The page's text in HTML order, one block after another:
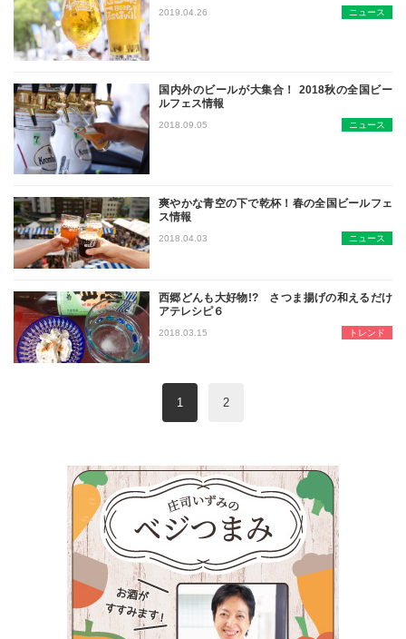
東京、名古屋、大阪、広島、福岡･･
2019.04.26 ニュース
国内外のビールが大集合！ 2018秋の全国ビー
ルフェス情報
埼玉、川崎、東京、福岡、熊本、横
2018.09.05 ニュース
爽やかな青空の下で乾杯！春の全国ビールフェ
ス情報
海外ビールや日本全国のクラフトビ
2018.04.03 ニュース
西郷どんも大好物!? さつま揚げの和えるだけ
アテレシピ６
大河ドラマ「西郷どん」、盛り上が
2018.03.15 トレンド
1 2